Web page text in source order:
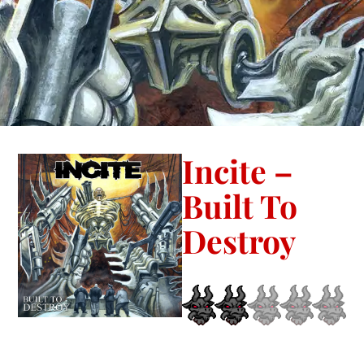
Incite –
Built To
Destroy